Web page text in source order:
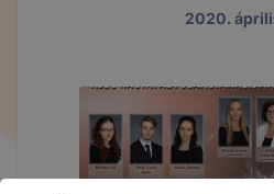
2020.
megakadályozása vagy
lesz például elérhető a
form, YouTube videó), vagy
eltérően fog működni
A honlap Google Analytics-